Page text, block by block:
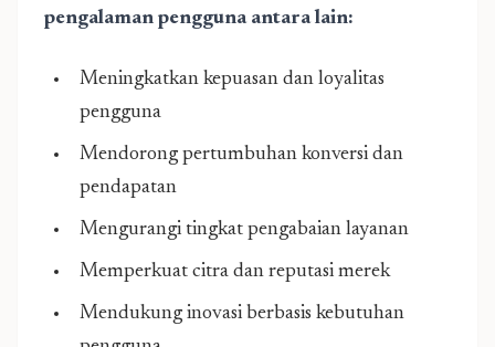
pengalaman pengguna antara lain:
Meningkatkan kepuasan dan loyalitas
pengguna
Mendorong pertumbuhan konversi dan
pendapatan
Mengurangi tingkat pengabaian layanan
Memperkuat citra dan reputasi merek
Mendukung inovasi berbasis kebutuhan